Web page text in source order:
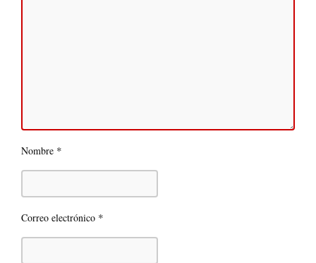
Nombre *
Correo electrónico *